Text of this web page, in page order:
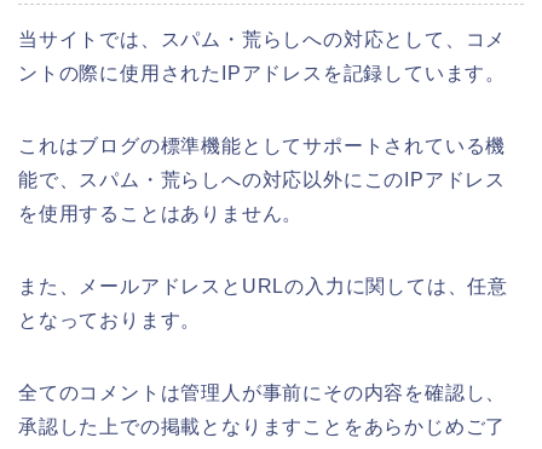
当サイトでは、スパム・荒らしへの対応として、コメ
ントの際に使用されたIPアドレスを記録しています。
これはブログの標準機能としてサポートされている機
能で、スパム・荒らしへの対応以外にこのIPアドレス
を使用することはありません。
また、メールアドレスとURLの入力に関しては、任意
となっております。
全てのコメントは管理人が事前にその内容を確認し、
承認した上での掲載となりますことをあらかじめご了